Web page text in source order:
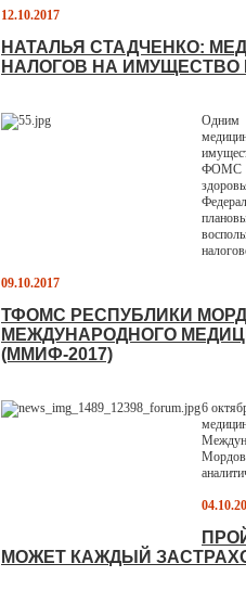
12.10.2017
НАТАЛЬЯ СТАДЧЕНКО:
НАЛОГОВ НА ИМУЩЕСТВО
Одним
ФОМС
09.10.2017
ТФОМС РЕСПУБЛИКИ
МЕЖДУНАРОДНОГО
(ММИФ-2017)
6
МОЖЕТ КАЖДЫЙ